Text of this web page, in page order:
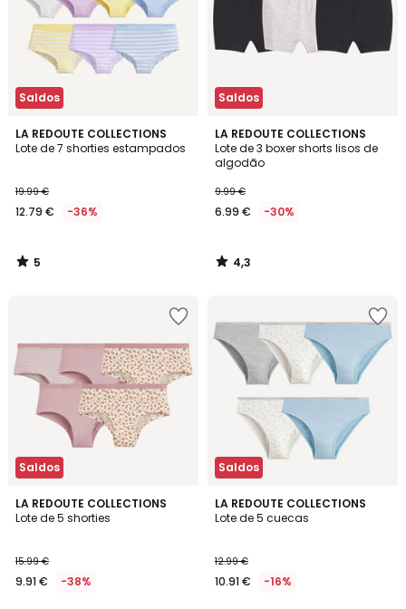
Saldos
LA REDOUTE COLLECTIONS
Lote de 7 shorties estampados
19.99 €
12.79 € -36%
5
/
5
/
Saldos
LA REDOUTE COLLECTIONS
Lote de 3 boxer shorts lisos de
algodão
9.99 €
6.99 € -30%
4,3
/ 5
4,3
/
Saldos
LA REDOUTE COLLECTIONS
Lote de 5 shorties
15.99 €
9.91 € -38%
4,7
/ 5
Saldos
LA REDOUTE COLLECTIONS
Lote de 5 cuecas
12.99 €
10.91 € -16%
4,5
/ 5